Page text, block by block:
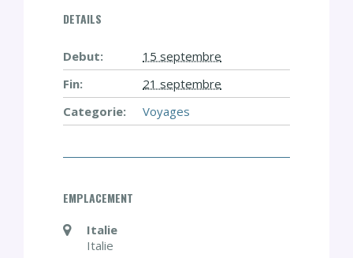
DETAILS
Debut:
15 septembre
Fin:
21 septembre
Categorie:
Voyages
EMPLACEMENT
Italie
Italie